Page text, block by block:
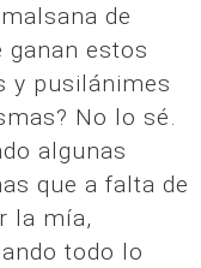
de
ganan estos
y pusilánimes
No lo sé.
algunas
que a falta de
la mía,
todo lo